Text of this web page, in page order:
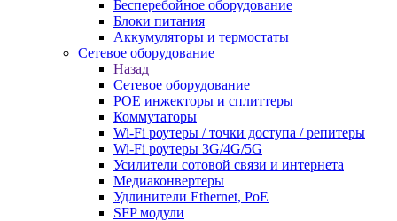
Бесперебойное оборудование
Блоки питания
Аккумуляторы и термостаты
Сетевое оборудование
Назад
Сетевое оборудование
POE инжекторы и сплиттеры
Коммутаторы
Wi-Fi роутеры / точки доступа / репитеры
Wi-Fi роутеры 3G/4G/5G
Усилители сотовой связи и интернета
Медиаконвертеры
Удлинители Ethernet, PoE
SFP модули